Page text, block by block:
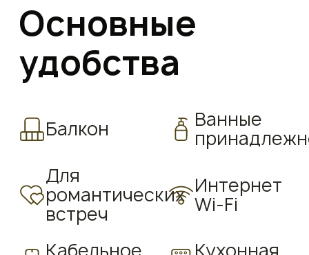
Основные
удобства
Балкон
Ванные
Для
романтических
встреч
Интернет
Wi-Fi